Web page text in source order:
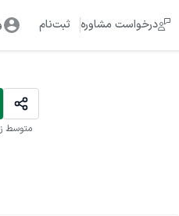
درخواست مشاوره ثبت‌نام
متوسط